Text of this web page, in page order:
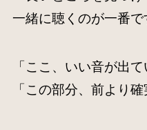
一緒に聴くのが一番で
「ここ、いい音が出て
「この部分、前より